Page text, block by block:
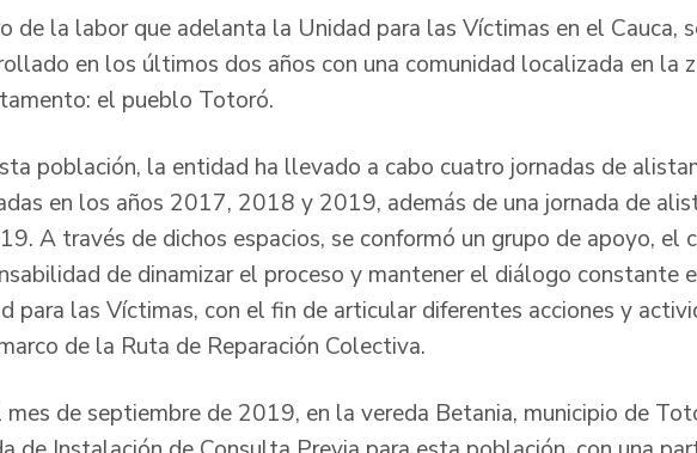
de la labor que adelanta la Unidad para las Víctimas en el Cauca,
en los últimos dos años con una comunidad localizada en la
el pueblo Totoró.
población, la entidad ha llevado a cabo cuatro jornadas de
en los años 2017, 2018 y 2019, además de una jornada de
A través de dichos espacios, se conformó un grupo de apoyo, el
de dinamizar el proceso y mantener el diálogo constante
para las Víctimas, con el fin de articular diferentes acciones y
de la Ruta de Reparación Colectiva.
mes de septiembre de 2019, en la vereda Betania, municipio de